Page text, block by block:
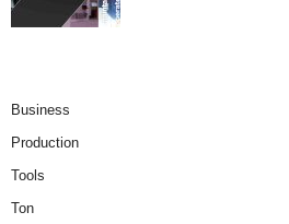
Business
Production
Tools
Ton